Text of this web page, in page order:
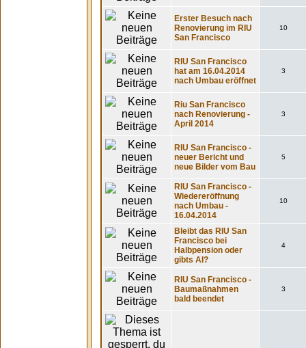
Erster Besuch nach
Renovierung im RIU
San Francisco
10
RIU San Francisco
hat am 16.04.2014
nach Umbau eröffnet
3
Riu San Francisco
nach Renovierung -
April 2014
3
RIU San Francisco -
neuer Bericht und
neue Bilder vom Bau
5
RIU San Francisco -
Wiedereröffnung
nach Umbau -
16.04.2014
10
Bleibt das RIU San
Francisco bei
Halbpension oder
gibts AI?
4
RIU San Francisco -
Baumaßnahmen
bald beendet
3